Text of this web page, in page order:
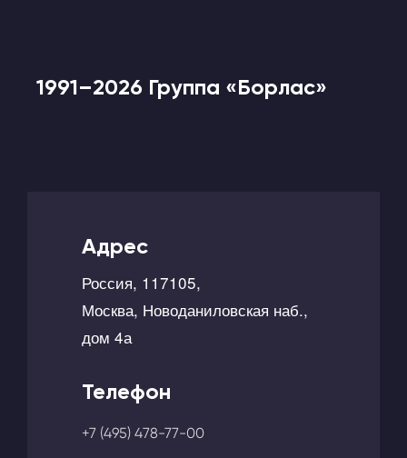
1991–2026 Группа «Борлас»
Адрес
Россия, 117105,
Москва, Новоданиловская наб.,
дом 4а
Телефон
+7 (495) 478-77-00